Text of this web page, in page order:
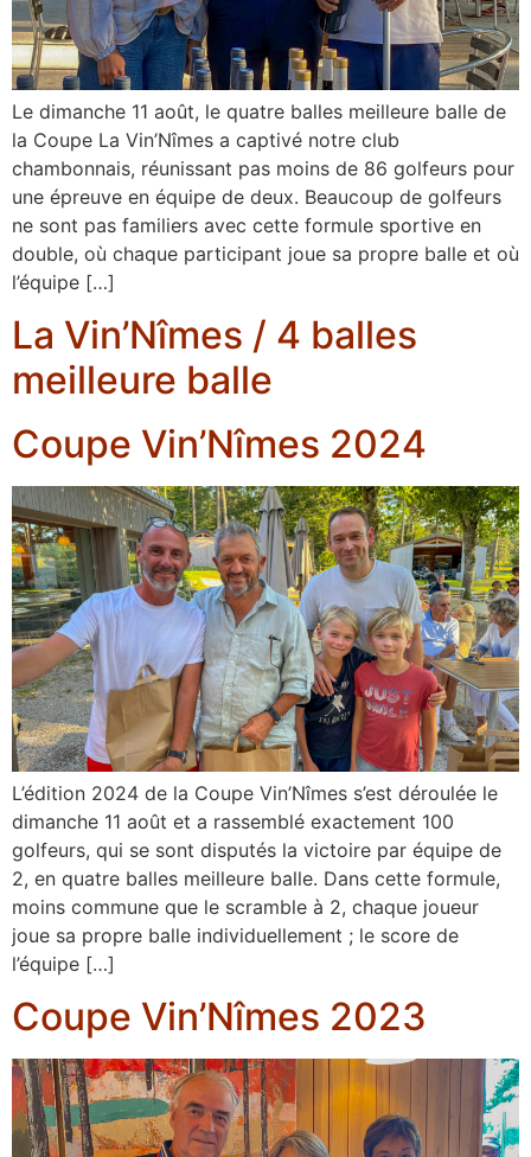
Le dimanche 11 août, le quatre balles meilleure balle de
la Coupe La Vin’Nîmes a captivé notre club
chambonnais, réunissant pas moins de 86 golfeurs pour
une épreuve en équipe de deux. Beaucoup de golfeurs
ne sont pas familiers avec cette formule sportive en
double, où chaque participant joue sa propre balle et où
l’équipe […]
La Vin’Nîmes / 4 balles
meilleure balle
Coupe Vin’Nîmes 2024
L’édition 2024 de la Coupe Vin’Nîmes s’est déroulée le
dimanche 11 août et a rassemblé exactement 100
golfeurs, qui se sont disputés la victoire par équipe de
2, en quatre balles meilleure balle. Dans cette formule,
moins commune que le scramble à 2, chaque joueur
joue sa propre balle individuellement ; le score de
l’équipe […]
Coupe Vin’Nîmes 2023